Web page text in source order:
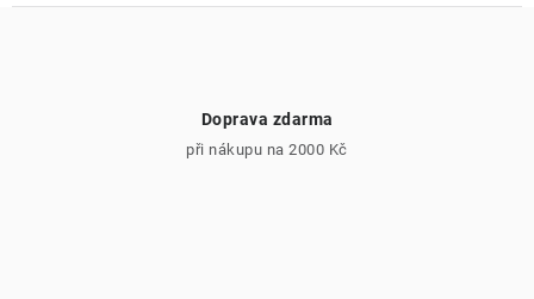
Doprava zdarma
při nákupu na 2000 Kč